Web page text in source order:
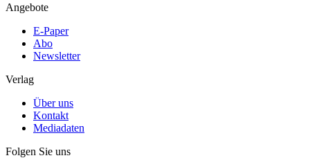
Angebote
E-Paper
Abo
Newsletter
Verlag
Über uns
Kontakt
Mediadaten
Folgen Sie uns